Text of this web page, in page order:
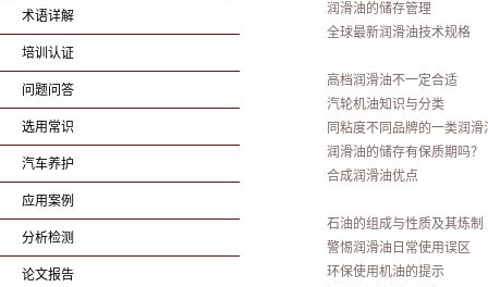
术语详解
培训认证
问题问答
选用常识
汽车养护
应用案例
分析检测
论文报告
润滑油的储存管理
全球最新润滑油技术规格
高档润滑油不一定合适
汽轮机油知识与分类
同粘度不同品牌的一类润
润滑油的储存有保质期吗？
合成润滑油优点
石油的组成与性质及其炼制
警惕润滑油日常使用误区
环保使用机油的提示